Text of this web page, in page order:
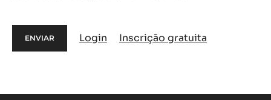
Login Inscrição gratuita